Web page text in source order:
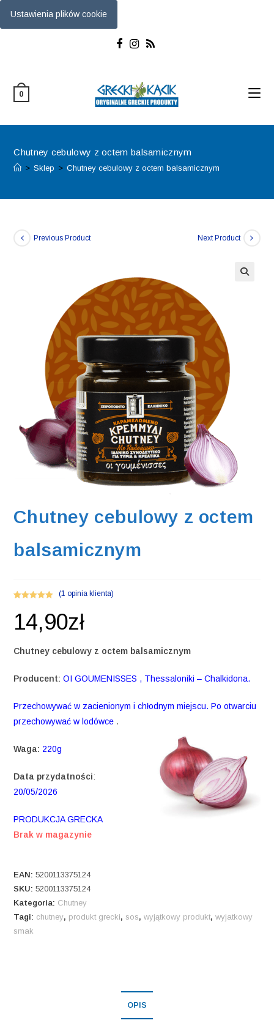
Ustawienia plików cookie
0
Chutney cebulowy z octem balsamicznym
> Sklep > Chutney cebulowy z octem balsamicznym
Previous Product Next Product
Chutney cebulowy z octem
balsamicznym
5.00
na 5 na
podstawie
(1 opinia klienta)
14,90zł
Chutney cebulowy z octem balsamicznym
Producent: OI GOUMENISSES , Thessaloniki – Chalkidona.
Przechowywać w zacienionym i chłodnym miejscu. Po otwarciu
przechowywać w lodówce .
Waga: 220g
Data przydatności:
20/05/2026
PRODUKCJA GRECKA
Brak w magazynie
EAN:5200113375124
SKU:5200113375124
Kategoria: Chutney
Tagi: chutney, produkt grecki, sos,wyjątkowy produkt,wyjatkowy
smak
OPIS